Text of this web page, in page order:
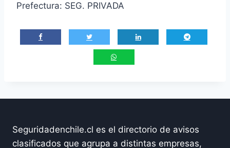
Prefectura: SEG. PRIVADA
Seguridadenchile.cl es el directorio de avisos
clasificados que agrupa a distintas empresas,